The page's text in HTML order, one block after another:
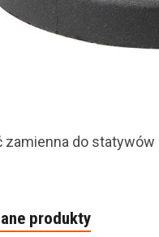
zamienna do statywów
produkty